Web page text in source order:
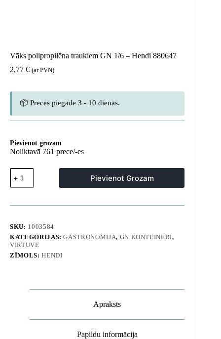
Vāks polipropilēna traukiem GN 1/6 – Hendi 880647
2,77 € (ar PVN)
📦 Preces piegāde 3 - 10 dienas.
Pievienot grozam
Noliktavā 761 prece/-es
Vāks
polipropilēna
traukiem
1/6
880647
daudzums
Pievienot Grozam
SKU: 1003584
KATEGORIJAS:GASTRONOMIJA, GN KONTEINERI,
VIRTUVE
ZĪMOLS:HENDI
Apraksts
Papildu informācija